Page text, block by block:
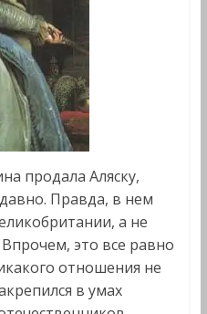
продала Аляску,
Правда, в нем
а не
это все равно
отношения не
в умах